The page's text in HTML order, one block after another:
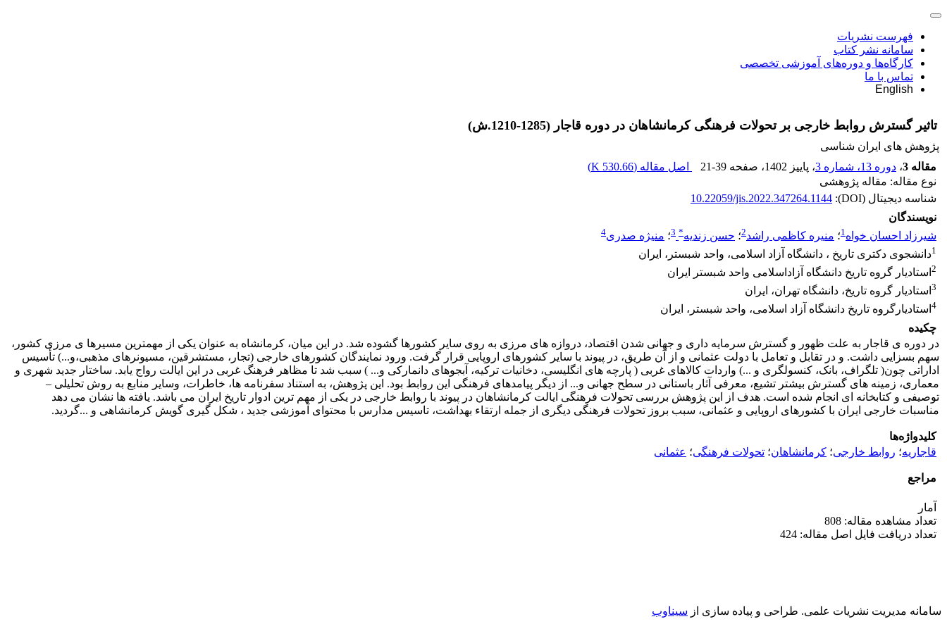
فهرست نشریات
سامانه نشر کتاب
کارگاه‌ها و دوره‌های آموزشی تخصصی
تماس با ما
English
تاثیر گسترش روابط خارجی بر تحولات فرهنگی کرمانشاهان در دوره قاجار (1285-1210.ش)
پژوهش های ایران شناسی
مقاله 3
، دوره 13، شماره 3 ، پاییز 1402 ، صفحه 21-39 اصل مقاله (530.66 K
)
نوع مقاله: مقاله پژوهشی
شناسه دیجیتال (DOI):
10.22059/jis.2022.347264.1144
نویسندگان
شیرزاد احسان خواه1؛ منیره کاظمی راشد2؛ حسن زندیه*
3؛ منیژه صدری4
1دانشجوی دکتری تاریخ ، دانشگاه آزاد اسلامی، واحد شبستر، ایران
2 استادیار گروه تاریخ دانشگاه آزاداسلامی واحد شبستر ایران
3 استادیار گروه تاریخ، دانشگاه تهران، ایران
4 استادیارگروه تاریخ دانشگاه آزاد اسلامی، واحد شبستر، ایران
چکیده
در دوره ی قاجار به علت ظهور و گسترش سرمایه داری و جهانی شدن اقتصاد، دروازه های مرزی به روی سایر کشورها گشوده شد. در این میان، کرمانشاه به عنوان یکی از مهمترین مسیرها ی مرزی کشور،
سهم بسزایی داشت. و در تقابل و تعامل با دولت عثمانی و از آن طریق، در پیوند با سایر کشورهای اروپایی قرار گرفت. ورود نمایندگان کشورهای خارجی (تجار، مستشرقین، مسیونرهای مذهبی،و...) تأسیس
اداراتی چون( تلگراف، بانک، کنسولگری و ...) واردات کالاهای غربی ( پارچه های انگلیسی، دخانیات ترکیه، آبجوهای دانمارکی و... ) سبب شد تا مظاهر فرهنگ غربی در این ایالت رواج یابد. ساختار جدید شهری و
معماری، زمینه های گسترش بیشتر تشیع، معرفی آثار باستانی در سطح جهانی و... از دیگر پیامدهای فرهنگی این روابط بود. این پژوهش، به استناد سفرنامه ها، خاطرات، وسایر منابع به روش تحلیلی –
توصیفی و کتابخانه ای انجام شده است. هدف از این پژوهش بررسی تحولات فرهنگی ایالت کرمانشاهان در پیوند با روابط خارجی در یکی از مهم ترین ادوار تاریخ ایران می باشد. یافته ها نشان می دهد
مناسبات خارجی ایران با کشورهای اروپایی و عثمانی، سبب بروز تحولات فرهنگی دیگری از جمله ارتقاء بهداشت، تاسیس مدارس با محتوای آموزشی جدید ، شکل گیری گویش کرمانشاهی و ...گردید.
کلیدواژه‌ها
قاجاریه؛ روابط خارجی؛ کرمانشاهان؛ تحولات فرهنگی؛ عثمانی
مراجع
آمار
تعداد مشاهده مقاله: 808
تعداد دریافت فایل اصل مقاله: 424
سامانه مدیریت نشریات علمی. طراحی و پیاده سازی از سیناوب